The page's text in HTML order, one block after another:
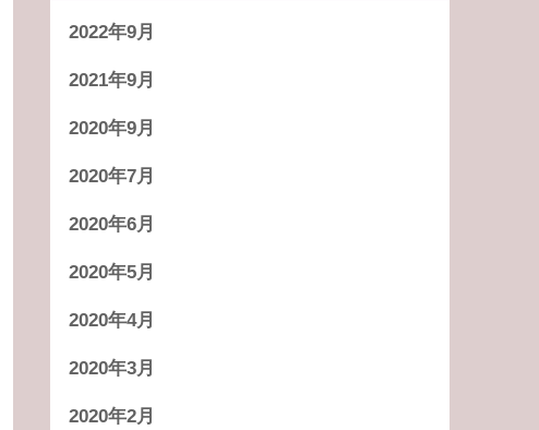
2022年9月
2021年9月
2020年9月
2020年7月
2020年6月
2020年5月
2020年4月
2020年3月
2020年2月